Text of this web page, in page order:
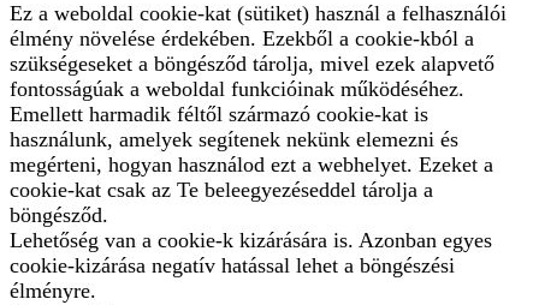
Ez a weboldal cookie-kat (sütiket) használ a felhasználói
élmény növelése érdekében. Ezekből a cookie-kból a
szükségeseket a böngésződ tárolja, mivel ezek alapvető
fontosságúak a weboldal funkcióinak működéséhez.
Emellett harmadik féltől származó cookie-kat is
használunk, amelyek segítenek nekünk elemezni és
megérteni, hogyan használod ezt a webhelyet. Ezeket a
cookie-kat csak az Te beleegyezéseddel tárolja a
böngésződ.
Lehetőség van a cookie-k kizárására is. Azonban egyes
cookie-kizárása negatív hatással lehet a böngészési
élményre.